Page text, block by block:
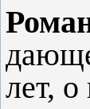
лет,